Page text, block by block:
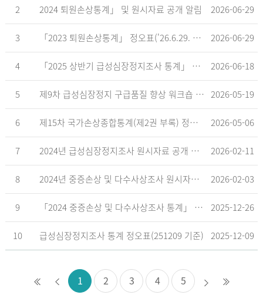
2 2024 퇴원손상통계」 및 원시자료 공개 알림 2026-06-29
3 「2023 퇴원손상통계」 정오표('26.6.29. 기준) 2026-06-29
4 「2025 상반기 급성심장정지조사 통계」 공표 2026-06-18
5 제9차 급성심장정지 구급품질 향상 워크숍 개최 안내 2026-05-19
6 제15차 국가손상종합통계(제2권 부록) 정오표('26.5.18. 기준) 2026-05-06
7 2024년 급성심장정지조사 원시자료 공개 알림 2026-02-11
8 2024년 중증손상 및 다수사상조사 원시자료 공개 알림 2026-02-03
9 「2024 중증손상 및 다수사상조사 통계」 공표 2025-12-26
10 급성심장정지조사 통계 정오표(251209 기준) 2025-12-09
1 2 3 4 5